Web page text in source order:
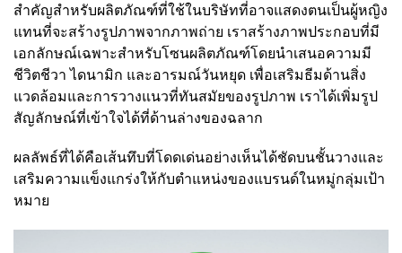
สำคัญสำหรับผลิตภัณฑ์ที่ใช้ในบริษัทที่อาจแสดงตนเป็นผู้หญิง
แทนที่จะสร้างรูปภาพจากภาพถ่าย เราสร้างภาพประกอบที่มี
เอกลักษณ์เฉพาะสำหรับโซนผลิตภัณฑ์โดยนำเสนอความมี
ชีวิตชีวา ไดนามิก และอารมณ์วันหยุด เพื่อเสริมธีมด้านสิ่ง
แวดล้อมและการวางแนวที่ทันสมัยของรูปภาพ เราได้เพิ่มรูป
สัญลักษณ์ที่เข้าใจได้ที่ด้านล่างของฉลาก
ผลลัพธ์ที่ได้คือเส้นทึบที่โดดเด่นอย่างเห็นได้ชัดบนชั้นวางและ
เสริมความแข็งแกร่งให้กับตำแหน่งของแบรนด์ในหมู่กลุ่มเป้า
หมาย